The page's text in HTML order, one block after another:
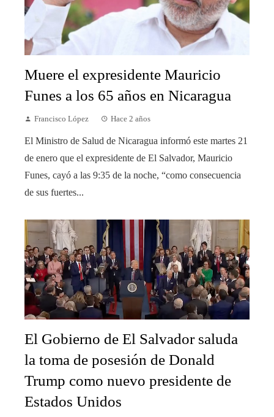
Muere el expresidente Mauricio
Funes a los 65 años en Nicaragua
Francisco López Hace 2 años
El Ministro de Salud de Nicaragua informó este martes 21
de enero que el expresidente de El Salvador, Mauricio
Funes, cayó a las 9:35 de la noche, “como consecuencia
de sus fuertes...
El Gobierno de El Salvador saluda
la toma de posesión de Donald
Trump como nuevo presidente de
Estados Unidos